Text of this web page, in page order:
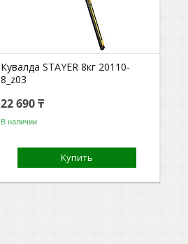
Кувалда STAYER 8кг 20110-
8_z03
22 690 ₸
В наличии
Купить